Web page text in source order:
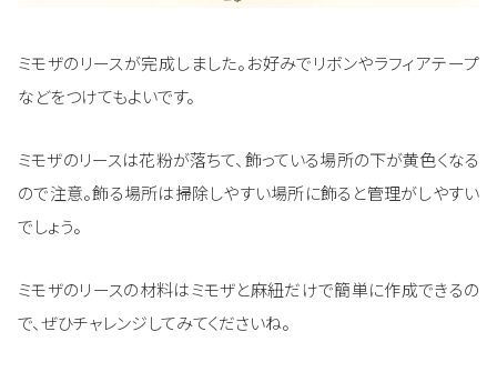
ミモザのリースが完成しました。お好みでリボンやラフィアテープ
などをつけてもよいです。
ミモザのリースは花粉が落ちて、飾っている場所の下が黄色くなる
ので注意。飾る場所は掃除しやすい場所に飾ると管理がしやすい
でしょう。
ミモザのリースの材料はミモザと麻紐だけで簡単に作成できるの
で、ぜひチャレンジしてみてくださいね。